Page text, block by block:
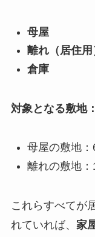
母屋
離れ（居住用
倉庫
対象となる敷地
母屋の敷地：
離れの敷地：
これらすべてが
れていれば、 家